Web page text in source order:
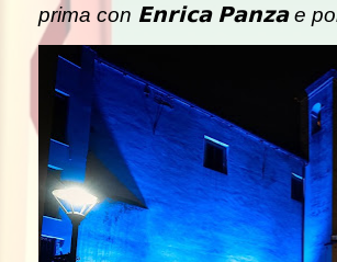
prima con 𝗘𝗻𝗿𝗶𝗰𝗮 𝗣𝗮𝗻𝘇𝗮 e